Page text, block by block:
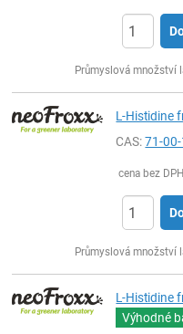
Průmyslová množství
L-Histidine
CAS:71-00-
cena bez DPH
Průmyslová množství
L-Histidine
Výhodné